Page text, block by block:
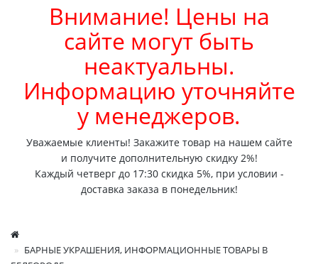
Внимание! Цены на
сайте могут быть
неактуальны.
Информацию уточняйте
у менеджеров.
Уважаемые клиенты! Закажите товар на нашем сайте
и получите дополнительную скидку 2%!
Каждый четверг до 17:30 скидка 5%, при условии -
доставка заказа в понедельник!
БАРНЫЕ УКРАШЕНИЯ, ИНФОРМАЦИОННЫЕ ТОВАРЫ В